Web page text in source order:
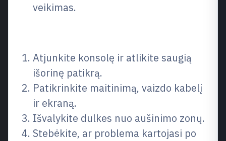
veikimas.
Atjunkite konsolę ir atlikite saugią
išorinę patikrą.
Patikrinkite maitinimą, vaizdo kabelį
ir ekraną.
Išvalykite dulkes nuo aušinimo zonų.
Stebėkite, ar problema kartojasi po